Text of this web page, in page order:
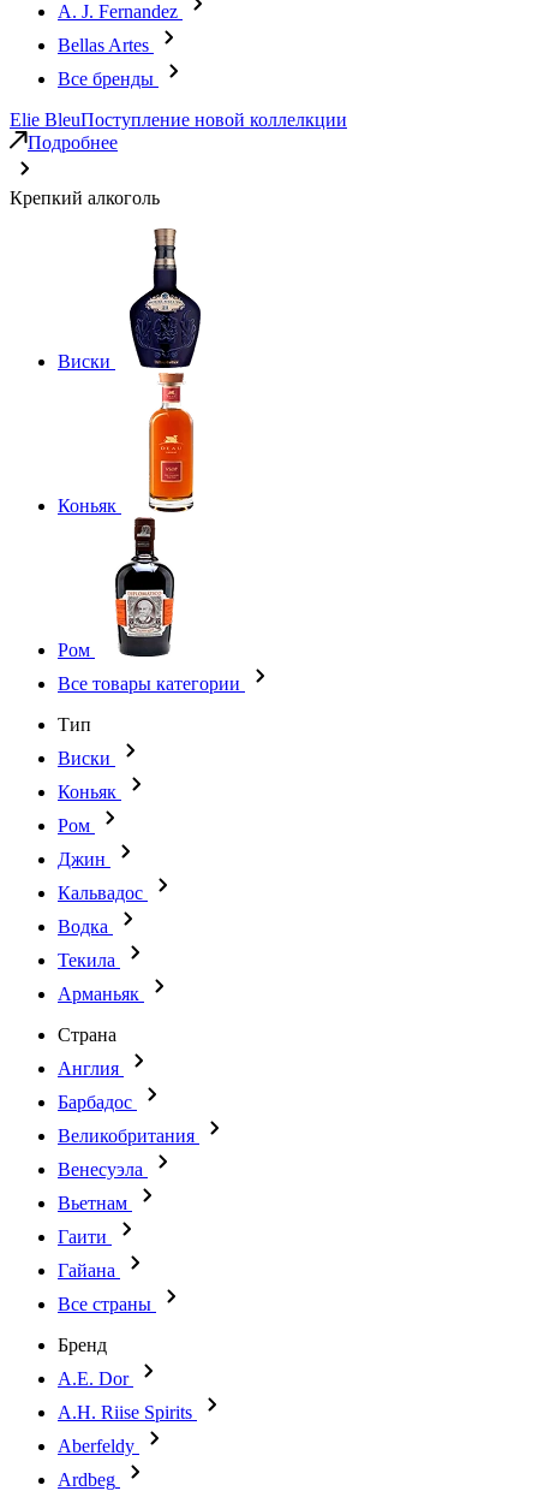
A. J. Fernandez
Bellas Artes
Все бренды
Elie BleuПоступление новой коллелкции
Подробнее
Крепкий алкоголь
Виски
Коньяк
Ром
Все товары категории
Тип
Виски
Коньяк
Ром
Джин
Кальвадос
Водка
Текила
Арманьяк
Страна
Англия
Барбадос
Великобритания
Венесуэла
Вьетнам
Гаити
Гайана
Все страны
Бренд
A.E. Dor
A.H. Riise Spirits
Aberfeldy
Ardbeg